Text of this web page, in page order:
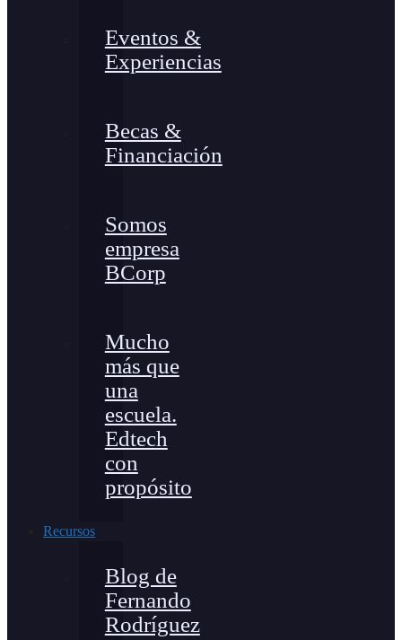
Eventos &
Experiencias
Becas &
Financiación
Somos
empresa
BCorp
Mucho
más que
una
escuela.
Edtech
con
propósito
Recursos
Blog de
Fernando
Rodríguez